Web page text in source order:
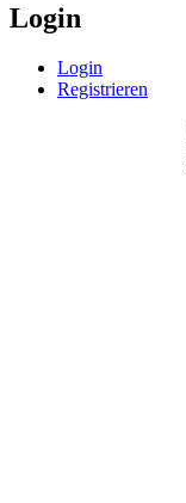
Login
Login
Registrieren